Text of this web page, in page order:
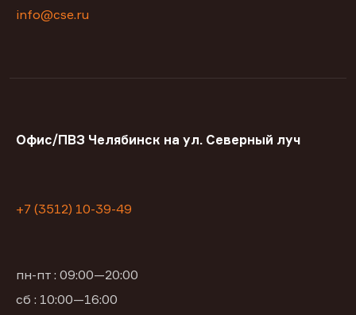
info@cse.ru
Офис/ПВЗ Челябинск на ул. Северный луч
+7 (3512) 10-39-49
пн-пт : 09:00—20:00
сб : 10:00—16:00